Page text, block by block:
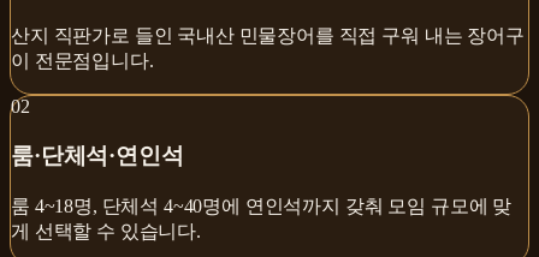
산지 직판가로 들인 국내산 민물장어를 직접 구워 내는 장어구
이 전문점입니다.
02
룸·단체석·연인석
룸 4~18명, 단체석 4~40명에 연인석까지 갖춰 모임 규모에 맞
게 선택할 수 있습니다.